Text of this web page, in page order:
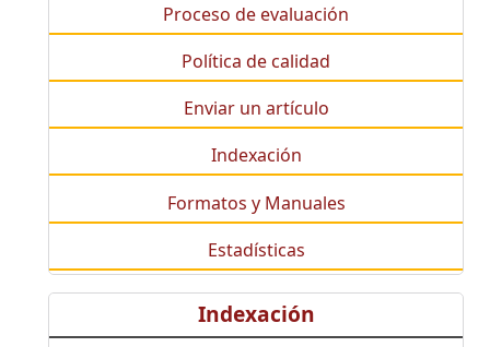
Proceso de evaluación
Política de calidad
Enviar un artículo
Indexación
Formatos y Manuales
Estadísticas
Indexación